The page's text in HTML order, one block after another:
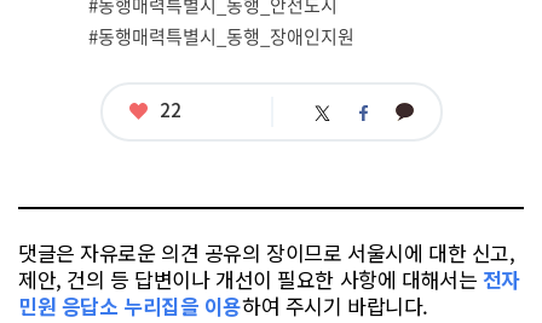
#동행매력특별시_동행_장애인지원
좋
22 트 페 카
댓글은 자유로운 의견 공유의 장이므로 서울시에 대한 신고,
제안, 건의 등 답변이나 개선이 필요한 사항에 대해서는 전자
민원 응답소 누리집을 이용하여 주시기 바랍니다.